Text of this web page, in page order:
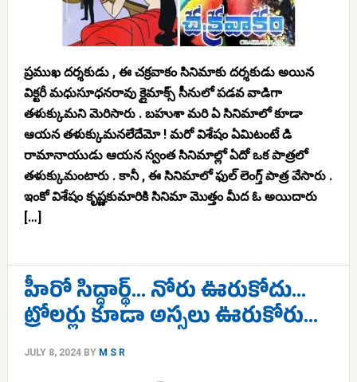
ప్రముఖ దర్శకుడు , ఈ చక్రవాకం సినిమాకు దర్శకుడు అయిన
విక్టరీ మధుసూధనరావు క్లైమాక్స్ సీనులో పడవ వాడిగా
తళుక్కుమని మెరిసారు . బహుశా మరి ఏ సినిమాలో కూడా
ఆయన తళుక్కుమనలేదేమో ! మరో విశేషం ఏమిటంటే డి
రామానాయుడు ఆయన స్వంత సినిమాల్లో ఏదో ఒక పాత్రలో
తళుక్కుమంటారు . కానీ , ఈ సినిమాలో ఫుల్ లెంగ్త్ పాత్ర వేసారు .
ఇంకో విశేషం కృష్ణకుమారికి సినిమా మొత్తం మీద ఓ అయిదారు
[…]
హీరో సిద్ధార్థ్… నోరు ఊరుకోదు…
ట్రోలర్లు కూడా అస్సలు ఊరుకోరు…
JULY 8, 2024BY M S R